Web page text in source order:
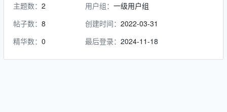
主题数： 2
帖子数： 8
精华数： 0
用户组： 一级用户组
创建时间： 2022-03-31
最后登录： 2024-11-18